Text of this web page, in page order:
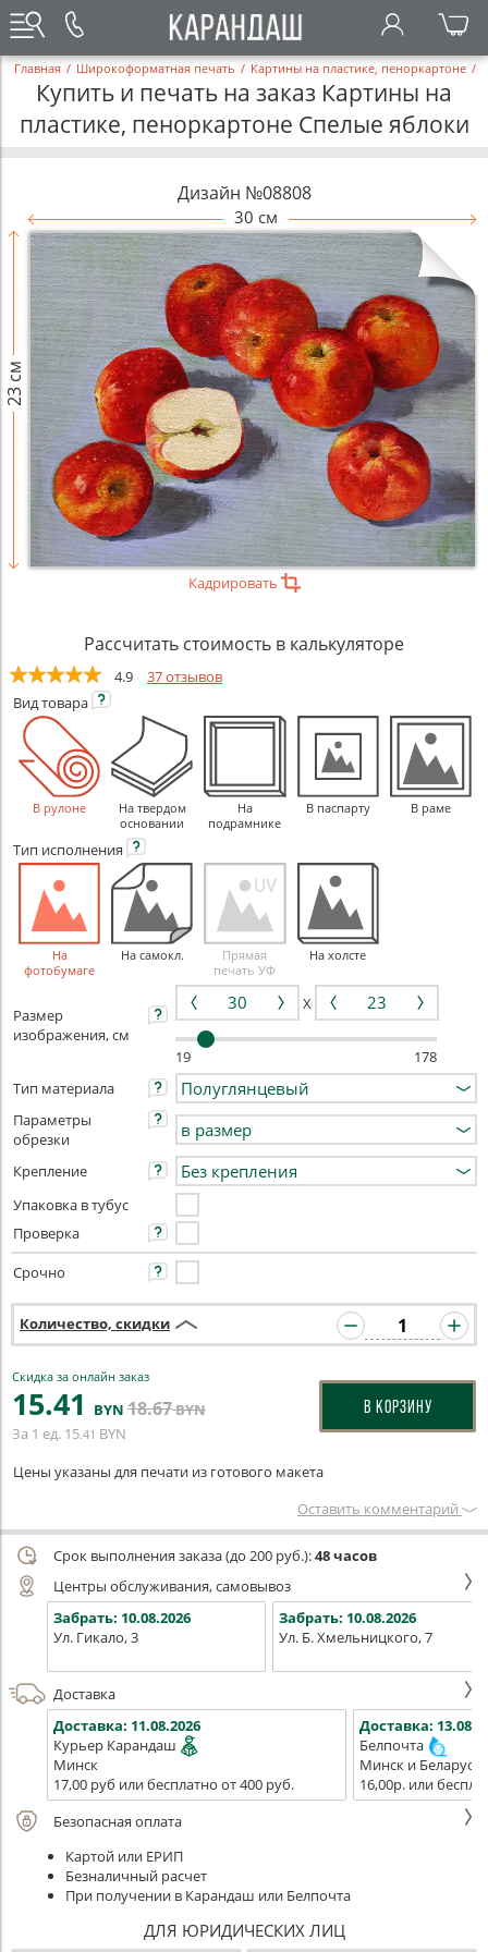
Главная / Широкоформатная печать / Картины на пластике, пеноркартоне /
Купить и печать на заказ Картины на
пластике, пеноркартоне Спелые яблоки
Дизайн №08808
30 см
23 см
Кадрировать
Рассчитать стоимость в калькуляторе
4.9
37 отзывов
Видтовара
В рулоне
На твердом
основании
На
подрамнике
В паспарту В раме
Тип исполнения
На
фотобумаге
На самокл.
Прямая
печать УФ
На холсте
Размер
изображения, см
X
19
178
Тип материала
Параметры
обрезки
Крепление
Упаковка в тубус
Проверка
Срочно
Количество, скидки
Скидка за онлайн заказ
15.41 BYN 18.67BYN
За 1 ед. 15.41 BYN
В КОРЗИНУ
Цены указаны для печати из готового макета
Оставить комментарий
Срок выполнения заказа (до 200 руб.):48 часов
Центры обслуживания, самовывоз
Забрать: 10.08.2026
Ул. Гикало, 3
Забрать: 10.08.2026
Ул. Б. Хмельницкого, 7
Доставка
Доставка: 11.08.2026
Курьер Карандаш
Минск
17,00 руб или бесплатно от 400 руб.
Доставка:
Белпочта
Минск и Беларусь
16,00р. или
Безопасная оплата
Картой или ЕРИП
Безналичный расчет
При получении в Карандаш или Белпочта
ДЛЯ ЮРИДИЧЕСКИХ ЛИЦ